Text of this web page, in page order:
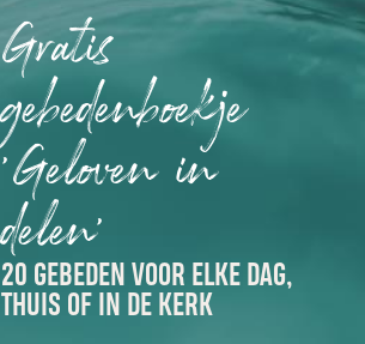
Gratis
gebedenboekje
'Geloven in
delen'
20 GEBEDEN VOOR ELKE DAG,
THUIS OF IN DE KERK